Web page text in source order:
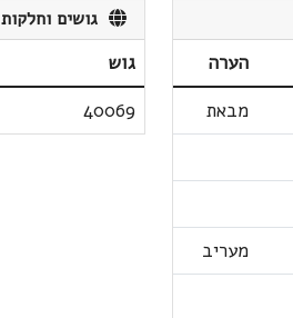
הערה
מבאת
מעריב
גושים וחלקות
גוש
40069